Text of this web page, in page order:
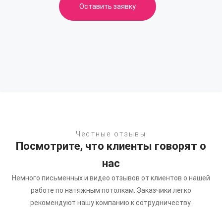
Оставить заявку
Честные отзывы
Посмотрите, что клиенты говорят о
нас
Немного письменных и видео отзывов от клиентов о нашей
работе по натяжным потолкам. Заказчики легко
рекомендуют нашу компанию к сотрудничеству.